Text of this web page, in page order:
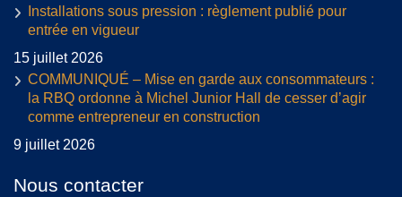
Installations sous pression : règlement publié pour
entrée en vigueur
15 juillet 2026
COMMUNIQUÉ – Mise en garde aux consommateurs :
la RBQ ordonne à Michel Junior Hall de cesser d’agir
comme entrepreneur en construction
9 juillet 2026
Nous contacter